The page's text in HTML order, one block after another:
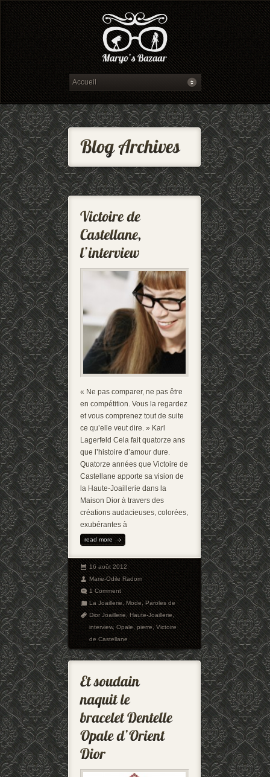
« Ne pas comparer, ne pas être
en compétition. Vous la regardez
et vous comprenez tout de suite
ce qu’elle veut dire. » Karl
Lagerfeld Cela fait quatorze ans
que l’histoire d’amour dure.
Quatorze années que Victoire de
Castellane apporte sa vision de
la Haute-Joaillerie dans la
Maison Dior à travers des
créations audacieuses, colorées,
exubérantes à
read more
16 août 2012
Marie-Odile Radom
1 Comment
La Joaillerie,Mode,Paroles de
Dior Joaillerie,Haute-Joaillerie,
interview,Opale,pierre,Victoire
de Castellane